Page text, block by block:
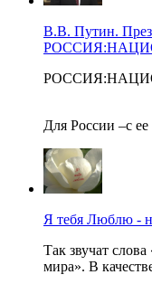
В.В. Путин.
Для России –с
Я тебя Люблю -
Так звучат
мира». В